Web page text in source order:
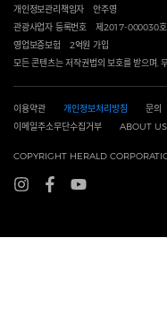
개인정보관리책임자
안주영
관광사업자 등록번호
제2017-000030호
영업보증보험
2억원 가입
모든 콘텐츠는 저작권법의 보호를 받으며,
이용약관 개인정보처리방침
문의
이메일주소무단수집거부
ABOUT US
COPYRIGHT HERALD